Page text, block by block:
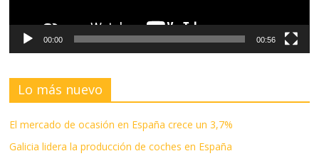
00:00 00:56
Lo más nuevo
El mercado de ocasión en España crece un 3,7%
Galicia lidera la producción de coches en España